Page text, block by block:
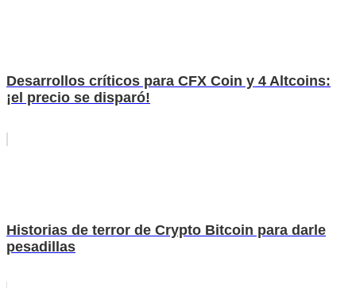
Desarrollos críticos para CFX Coin y 4 Altcoins:
¡el precio se disparó!
Historias de terror de Crypto Bitcoin para darle
pesadillas